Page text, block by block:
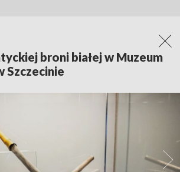
broni białej w Muzeum
Szczecinie